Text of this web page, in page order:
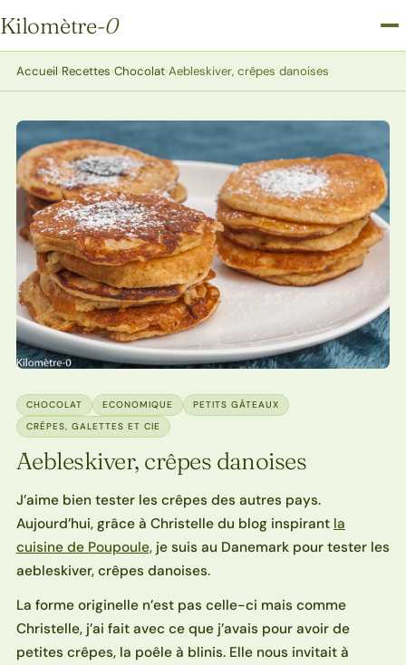
Kilomètre-0
Kilomètre-0
Accueil›Recettes›Chocolat›Aebleskiver, crêpes danoises
CHOCOLAT ECONOMIQUE
PETITS GÂTEAUX
CRÊPES, GALETTES ET CIE
Aebleskiver, crêpes danoises
J’aime bien tester les crêpes des autres pays.
Aujourd’hui, grâce à Christelle du blog inspirant la
cuisine de Poupoule,je suis au Danemark pour tester les
aebleskiver, crêpes danoises.
La forme originelle n’est pas celle-ci mais comme
Christelle, j’ai fait avec ce que j’avais pour avoir de
petites crêpes, la poêle à blinis. Elle nous invitait à